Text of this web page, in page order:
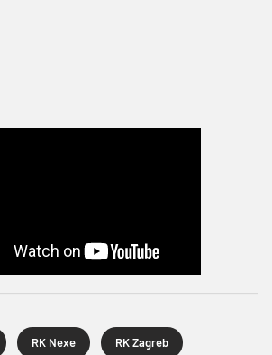
RK Nexe RK Zagreb